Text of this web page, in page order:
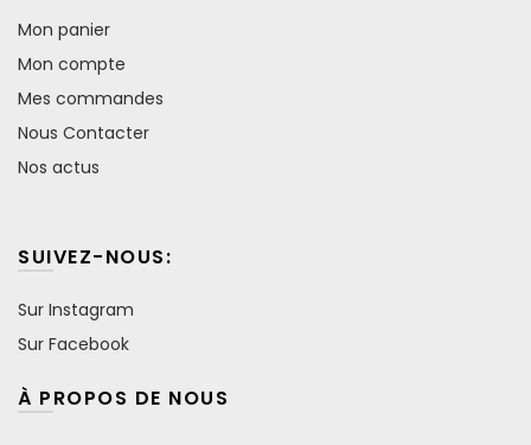
Mon panier
Mon compte
Mes commandes
Nous Contacter
Nos actus
SUIVEZ-NOUS:
Sur Instagram
Sur Facebook
À PROPOS DE NOUS